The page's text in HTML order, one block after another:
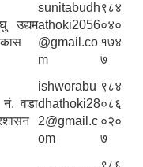
उद्यम
sunitabudh
athoki2056
@gmail.co
m
९८४
०४०
१७४
७
वडा
ishworabu
dhathoki28
2@gmail.c
om
९८४
०८६
०२०
७